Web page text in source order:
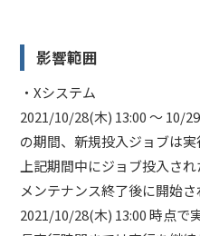
影響範囲
・Xシステム
2021/10/28(木) 13:00 ～ 10/
の期間、新規投入ジョブは実
上記期間中にジョブ投入さ
メンテナンス終了後に開始さ
2021/10/28(木) 13:00 時点で